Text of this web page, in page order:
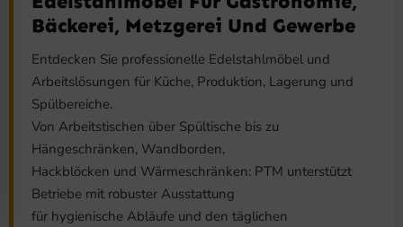
Bäckerei, Metzgerei Und Gewerbe
Entdecken Sie professionelle Edelstahlmöbel und
Arbeitslösungen für Küche, Produktion, Lagerung und
Spülbereiche.
Von Arbeitstischen über Spültische bis zu
Hängeschränken, Wandborden,
Hackblöcken und Wärmeschränken: PTM unterstützt
Betriebe mit robuster Ausstattung
für hygienische Abläufe und den täglichen